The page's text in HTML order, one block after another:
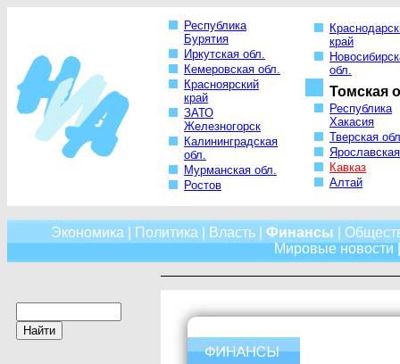
Республика
Бурятия
Иркутская обл.
Кемеровская обл.
Красноярский
край
ЗАТО
Железногорск
Калининградская
обл.
Мурманская обл.
Ростов
край
обл.
Томская
Республика
Хакасия
Тверская
Кавказ
Алтай
Экономика Политика Власть| Финансы
Мировые новости